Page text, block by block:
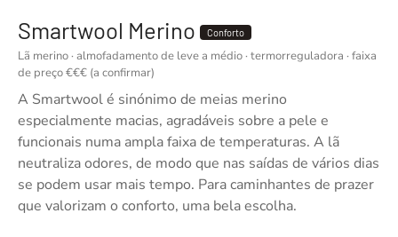
Smartwool Merino Conforto
Lã merino · almofadamento de leve a médio · termorreguladora · faixa
de preço €€€ (a confirmar)
A Smartwool é sinónimo de meias merino
especialmente macias, agradáveis sobre a pele e
funcionais numa ampla faixa de temperaturas. A lã
neutraliza odores, de modo que nas saídas de vários dias
se podem usar mais tempo. Para caminhantes de prazer
que valorizam o conforto, uma bela escolha.